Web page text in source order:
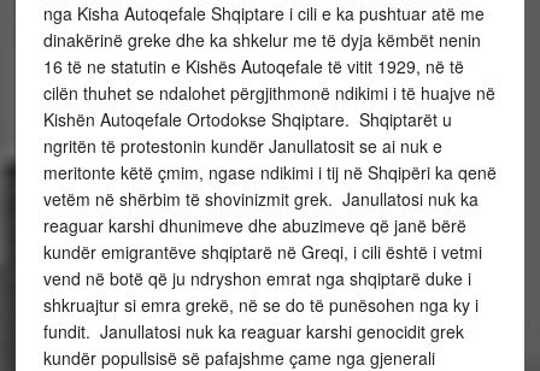
nga Kisha Autoqefale Shqiptare i cili e ka pushtuar atë me
dinakërinë greke dhe ka shkelur me të dyja këmbët nenin
16 të ne statutin e Kishës Autoqefale të vitit 1929, në të
cilën thuhet se ndalohet përgjithmonë ndikimi i të huajve në
Kishën Autoqefale Ortodokse Shqiptare. Shqiptarët u
ngritën të protestonin kundër Janullatosit se ai nuk e
meritonte këtë çmim, ngase ndikimi i tij në Shqipëri ka qenë
vetëm në shërbim të shovinizmit grek. Janullatosi nuk ka
reaguar karshi dhunimeve dhe abuzimeve që janë bërë
kundër emigrantëve shqiptarë në Greqi, i cili është i vetmi
vend në botë që ju ndryshon emrat nga shqiptarë duke i
shkruajtur si emra grekë, në se do të punësohen nga ky i
fundit. Janullatosi nuk ka reaguar karshi genocidit grek
kundër popullsisë së pafajshme çame nga gjenerali